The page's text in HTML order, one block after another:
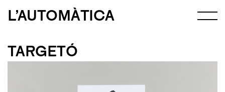
L’AUTOMÀTICA
TARGETÓ